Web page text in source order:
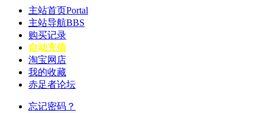
主站首页Portal
主站导航BBS
购买记录
自动充值
淘宝网店
我的收藏
赤足者论坛
忘记密码？